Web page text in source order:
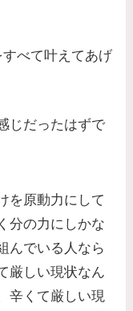
べて叶えてあげ
じだったはずで
を原動力にして
分の力にしかな
んでいる人なら
厳しい現状なん
辛くて厳しい現